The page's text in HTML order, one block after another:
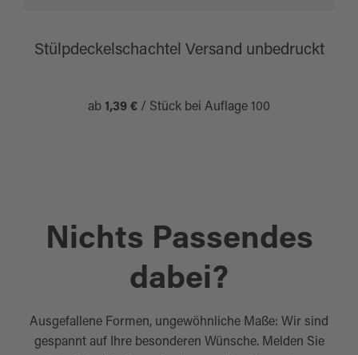
Stülpdeckelschachtel Versand unbedruckt
ab 1,39 € / Stück bei Auflage 100
Nichts Passendes
dabei?
Ausgefallene Formen, ungewöhnliche Maße: Wir sind
gespannt auf Ihre besonderen Wünsche. Melden Sie